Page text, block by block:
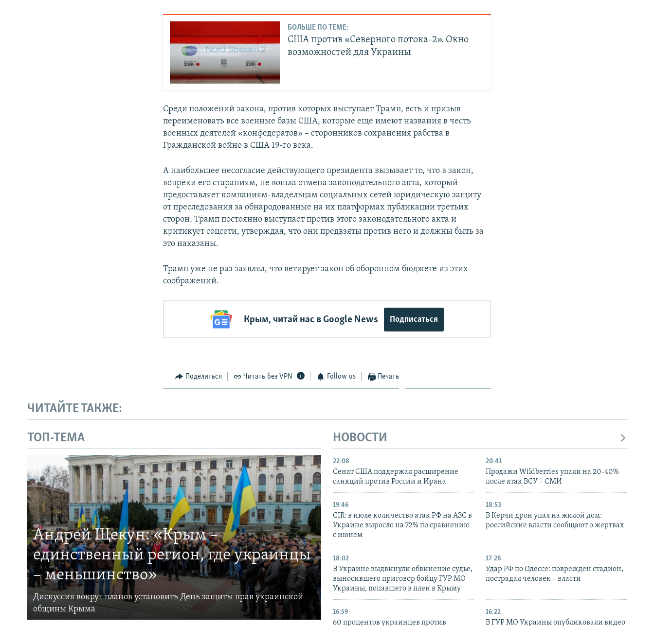
БОЛЬШЕ ПО ТЕМЕ:
США против «Северного потока-2». Окно
возможностей для Украины
Среди положений закона, против которых выступает Трамп, есть и призыв
переименовать все военные базы США, которые еще имеют названия в честь
военных деятелей «конфедератов» – сторонников сохранения рабства в
Гражданской войне в США 19-го века.
А наибольшее несогласие действующего президента вызывает то, что в закон,
вопреки его стараниям, не вошла отмена законодательного акта, который
предоставляет компаниям-владельцам социальных сетей юридическую защиту
от преследования за обнародованные на их платформах публикации третьих
сторон. Трамп постоянно выступает против этого законодательного акта и
критикует соцсети, утверждая, что они предвзяты против него и должны быть за
это наказаны.
Трамп уже не раз заявлял, что ветирует закон об оборонном бюджете из этих
соображений.
Крым, читай нас в Google News Подписаться
Поделиться Читать без VPN Follow us Печать
ЧИТАЙТЕ ТАКЖЕ:
ТОП-ТЕМА
Андрей Щекун: «Крым –
единственный регион, где украинцы
– меньшинство»
Дискуссия вокруг планов установить День защиты прав украинской
общины Крыма
НОВОСТИ
22:08
Сенат США поддержал расширение
санкций против России и Ирана
20:41
Продажи Wildberries упали на 20-40%
после атак ВСУ – СМИ
19:46
CIR: в июле количество атак РФ на АЗС в
Украине выросло на 72% по сравнению
с июнем
18:53
В Керчи дрон упал на жилой дом:
российские власти сообщают о жертвах
18:02
В Украине выдвинули обвинение судье,
выносившего приговор бойцу ГУР МО
Украины, попавшего в плен в Крыму
17:28
Удар РФ по Одессе: поврежден стадион,
пострадал человек – власти
16:59
60 процентов украинцев против
16:22
В ГУР МО Украины опубликовали видео